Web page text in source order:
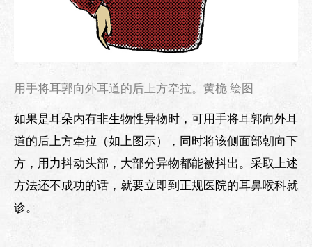
用手将耳郭向外耳道的后上方牵拉。黄桅 绘图
如果是耳朵内有非生物性异物时，可用手将耳郭向外耳
道的后上方牵拉（如上图示），同时将该侧面部朝向下
方，用力抖动头部，大部分异物都能被抖出。采取上述
方法还不成功的话，就要立即到正规医院的耳鼻喉科就
诊。